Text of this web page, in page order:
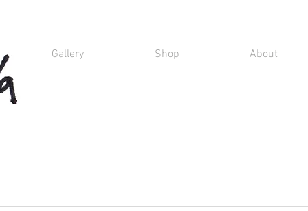
Gallery Shop About